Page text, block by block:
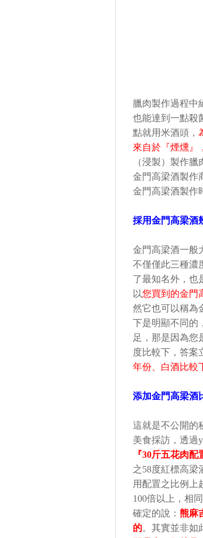
臘肉製作過程中
也能達到一點殺
點就用米酒頭，
來自於『煙燻』
（浸製）製作
金門高梁酒製作
金門高梁酒製作
採用金門高梁酒
金門高梁酒一般
不僅僅此三種濃
了最知名外，也
以您買到的金門
然它也可以稱為
下是明顯不同的
足，那是因為您
度比較下，答案
年份、白酒比較
添加金門高梁酒
這就是不公開的
美食採訪，透過
『30斤五花肉配
之58度紅標高梁
用配置之比例上
100倍以上，相
確定的說： 熊麻
的。其實並非如